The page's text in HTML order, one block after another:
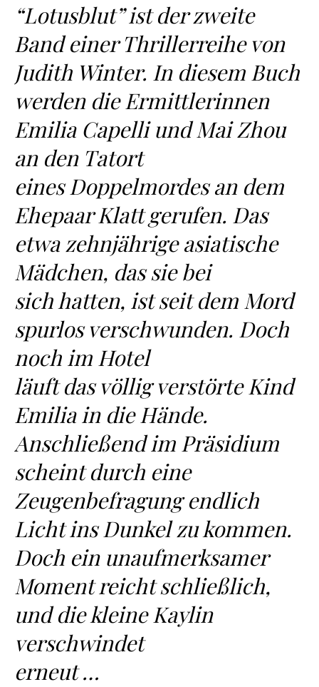
“Lotusblut” ist der zweite
Band einer Thrillerreihe von
Judith Winter. In diesem Buch
werden die Ermittlerinnen
Emilia Capelli und Mai Zhou
an den Tatort
eines Doppelmordes an dem
Ehepaar Klatt gerufen. Das
etwa zehnjährige asiatische
Mädchen, das sie bei
sich hatten, ist seit dem Mord
spurlos verschwunden. Doch
noch im Hotel
läuft das völlig verstörte Kind
Emilia in die Hände.
Anschließend im Präsidium
scheint durch eine
Zeugenbefragung endlich
Licht ins Dunkel zu kommen.
Doch ein unaufmerksamer
Moment reicht schließlich,
und die kleine Kaylin
verschwindet
erneut …